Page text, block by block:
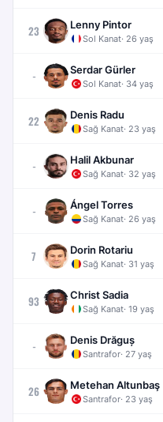
23 Lenny Pintor
Sol Kanat· 26 yaş
- Serdar Gürler
Sol Kanat· 34 yaş
22 Denis Radu
Sağ Kanat· 23 yaş
- Halil Akbunar
Sağ Kanat· 32 yaş
- Ángel Torres
Sağ Kanat· 26 yaş
7 Dorin Rotariu
Sağ Kanat· 31 yaş
93 Christ Sadia
Sağ Kanat· 19 yaş
- Denis Drăguș
Santrafor· 27 yaş
26 Metehan Altunbaş
Santrafor· 23 yaş